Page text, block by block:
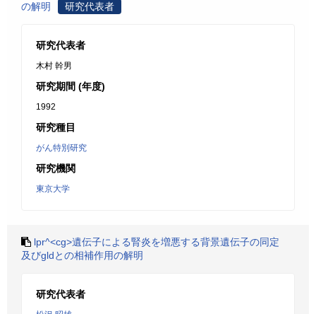
の解明
研究代表者
研究代表者
木村 幹男
研究期間 (年度)
1992
研究種目
がん特別研究
研究機関
東京大学
lpr^<cg>遺伝子による腎炎を増悪する背景遺伝子の同定
及びgldとの相補作用の解明
研究代表者